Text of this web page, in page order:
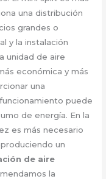
una distribución
grandes o
y la instalación
unidad de aire
económica y más
una
puede
de energía. En la
es más necesario
un
de aire
la